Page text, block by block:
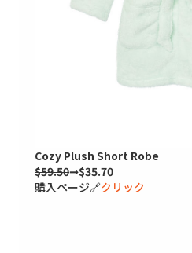
Cozy Plush Short Robe
$59.50➞$35.70
購入ページ🔗クリック